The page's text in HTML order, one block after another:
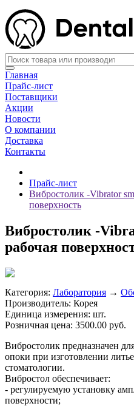
Главная
Прайс-лист
Поставщики
Акции
Новости
О компании
Доставка
Контакты
Прайс-лист
Вибростолик -Vibrator
поверхность
Вибростолик -
рабочая
Категория: Лаборатория →
Производитель: Корея
Единица измерения: шт.
Розничная цена: 3500.00 руб.
Вибростолик предназначен
опоки при изготовлении
стоматологии.
Вибростол обеспечивает:
- регулируемую установку
поверхности;